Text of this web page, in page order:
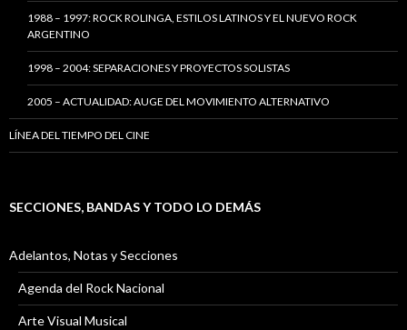
1988 – 1997: ROCK ROLINGA, ESTILOS LATINOS Y EL NUEVO ROCK
ARGENTINO
1998 – 2004: SEPARACIONES Y PROYECTOS SOLISTAS
2005 – ACTUALIDAD: AUGE DEL MOVIMIENTO ALTERNATIVO
LÍNEA DEL TIEMPO DEL CINE
SECCIONES, BANDAS Y TODO LO DEMÁS
Adelantos, Notas y Secciones
Agenda del Rock Nacional
Arte Visual Musical